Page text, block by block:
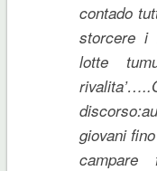
contado
storcere i
lotte
giovani